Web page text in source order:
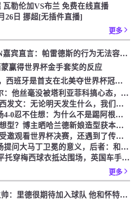
瓦勒伦加VS布兰 免费在线直播
26日 挪超[无插件直播]
更多
[法甲]认同吗？ESPN嘉宾直言：帕雷德斯的行为无法容忍，应
蒙赢得世界杯金手套奖的反应
[有趣体育]创造历史，西班牙是首支在北美夺世界杯冠军的欧洲球
[法甲]理查兹谈亚马尔：他丝毫没被塔利亚菲科搞心态，绝对的超
【推荐】冲卫冕！梅西发文：无论明天发生什么，我们已书写无法抹
[体育资讯]赖斯：半场4-0忍不住想：为什么不是踢阿根廷？为
【精彩剪辑】谁的理想型？博主晒哈兰德新娘造型获本人点赞！
【花絮】佛得角门将受邀观看世界杯决赛，还遇到了传奇门将伊基塔
[精彩剪辑]杜兰特现场提问大马丁卫冕的意义，后者：和梅西一起
[球迷报道]F1晒科拉平托穿梅西球衣抵达围场，英国车手林德布
更多
【体育头条】黄蜂主帅：里德很期待加入球队 他和怀特成长道路相